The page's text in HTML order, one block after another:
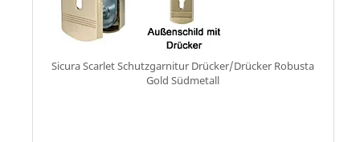
Sicura Scarlet Schutzgarnitur Drücker/Drücker Robusta
Gold Südmetall